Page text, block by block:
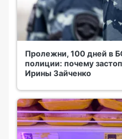
Пролежни, 100 дней в
полиции: почему
Ирины Зайченко